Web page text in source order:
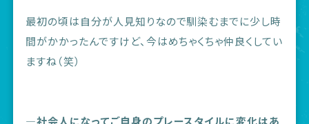
最初の頃は自分が人見知りなので馴染むまでに少し時
間がかかったんですけど、今はめちゃくちゃ仲良くしてい
ますね（笑）
―社会人になってご自身のプレースタイルに変化はあ